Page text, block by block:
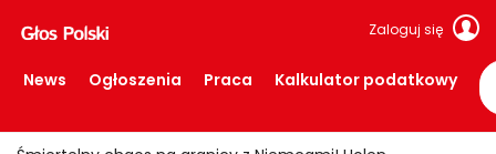
Zaloguj się
News Ogłoszenia Praca Kalkulator podatkowy